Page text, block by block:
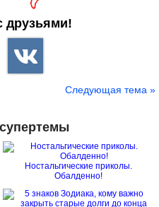
друзьями!
Следующая тема »
Ностальгические приколы.
Обалденно!